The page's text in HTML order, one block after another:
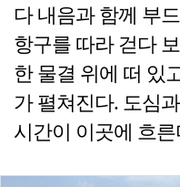
다 내음과 함께 부
항구를 따라 걷다
한 물결 위에 떠 있
가 펼쳐진다. 도심
시간이 이곳에 흐